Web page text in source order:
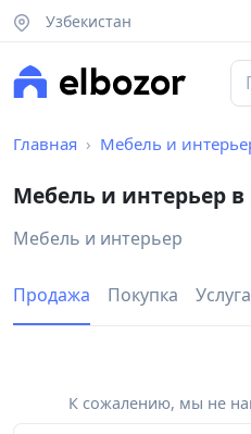
Узбекистан
Главная Мебель и
Мебель и интерьер
Мебель и интерьер
Продажа Покупка Услуга
К сожалению, мы не